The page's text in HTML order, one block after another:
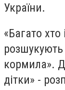
України.
«Багато
кормила».
дітки» -